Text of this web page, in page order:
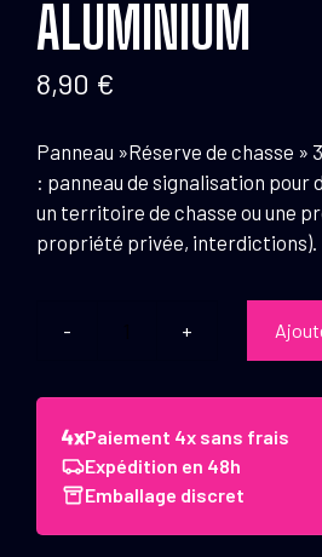
ALUMINIUM
8,90 €
Panneau »Réserve de chasse »
: panneau de signalisation
un territoire de chasse ou une
propriété privée, interdictions).
quantité
Panneau
''Réserve
de
chasse''
Paiement 4x sans frais
Expédition en 48h
Emballage discret